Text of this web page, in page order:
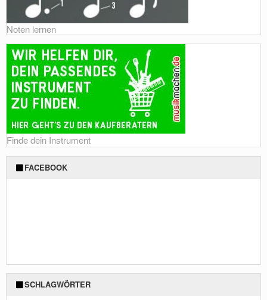
Noten lernen
Finde dein Instrument
FACEBOOK
SCHLAGWÖRTER